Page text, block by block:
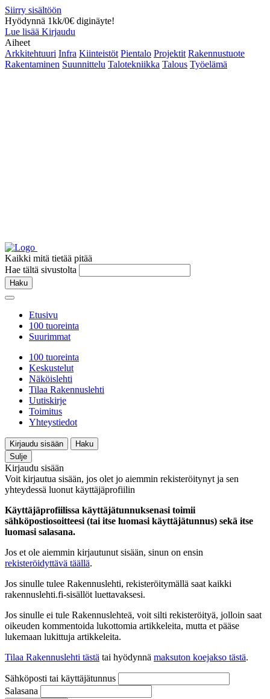
Siirry sisältöön
Hyödynnä 1kk/0€ diginäyte!
Lue lisää Kirjaudu
Aiheet
Arkkitehtuuri Infra Kiinteistöt Pientalo Projektit Rakennustuote
Rakentaminen Suunnittelu Talotekniikka Talous Työelämä
Kaikki mitä tietää pitää
Hae tältä sivustolta
Haku
Etusivu
100 tuoreinta
Suurimmat
100 tuoreinta
Keskustelut
Näköislehti
Tilaa Rakennuslehti
Uutiskirje
Toimitus
Yhteystiedot
Kirjaudu sisään
Haku
Sulje
Kirjaudu sisään
Voit kirjautua sisään, jos olet jo aiemmin rekisteröitynyt ja sen
yhteydessä luonut käyttäjäprofiilin
Käyttäjäprofiilissa käyttäjätunnuksenasi toimii
sähköpostiosoitteesi (tai itse luomasi käyttäjätunnus) sekä itse
luomasi salasana.
Jos et ole aiemmin kirjautunut sisään, sinun on ensin
rekisteröidyttävä täällä.
Jos sinulle tulee Rakennuslehti, rekisteröitymällä saat kaikki
rakennuslehti.fi-sisällöt luettavaksesi.
Jos sinulle ei tule Rakennuslehteä, voit silti rekisteröityä, jolloin saat
oikeuden kommentoida lukottomia artikkeleita, mutta et pääse
lukemaan lukittuja artikkeleita.
Tilaa Rakennuslehti tästä tai hyödynnä maksuton koejakso tästä.
Sähköposti tai käyttäjätunnus
Salasana